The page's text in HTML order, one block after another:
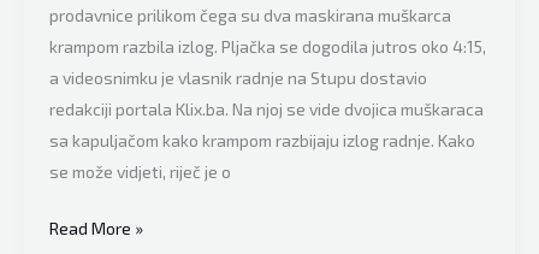
prodavnice prilikom čega su dva maskirana muškarca
krampom razbila izlog. Pljačka se dogodila jutros oko 4:15,
a videosnimku je vlasnik radnje na Stupu dostavio
redakciji portala Klix.ba. Na njoj se vide dvojica muškaraca
sa kapuljačom kako krampom razbijaju izlog radnje. Kako
se može vidjeti, riječ je o
Vlasnik
Read More »